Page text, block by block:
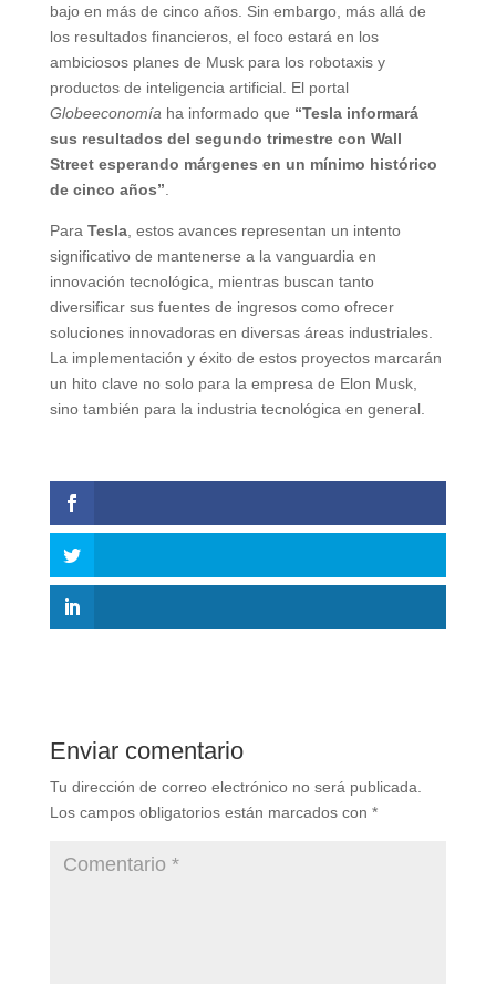
bajo en más de cinco años. Sin embargo, más allá de
los resultados financieros, el foco estará en los
ambiciosos planes de Musk para los robotaxis y
productos de inteligencia artificial. El portal
Globeeconomía ha informado que “Tesla informará
sus resultados del segundo trimestre con Wall
Street esperando márgenes en un mínimo histórico
de cinco años”
Para Tesla, estos avances representan un intento
significativo de mantenerse a la vanguardia en
innovación tecnológica, mientras buscan tanto
diversificar sus fuentes de ingresos como ofrecer
soluciones innovadoras en diversas áreas industriales.
La implementación y éxito de estos proyectos marcarán
un hito clave no solo para la empresa de Elon Musk,
sino también para la industria tecnológica en general.
Enviar comentario
Tu dirección de correo electrónico no será publicada.
Los campos obligatorios están marcados con *